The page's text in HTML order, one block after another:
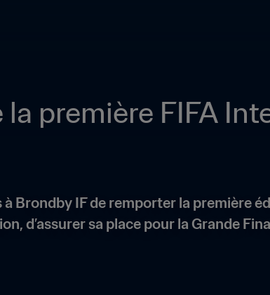
première FIFA
Brondby IF de remporter la première
d’assurer sa place pour la Grande